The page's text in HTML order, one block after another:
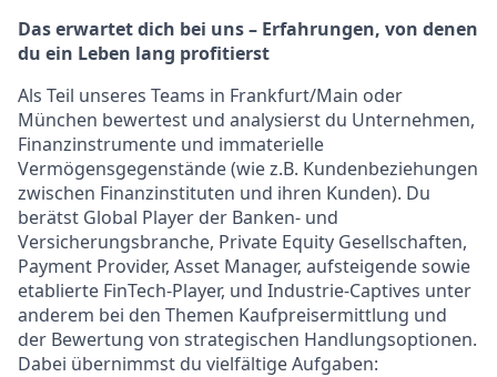
Das erwartet dich bei uns – Erfahrungen, von denen
du ein Leben lang profitierst
Als Teil unseres Teams in Frankfurt/Main oder
München bewertest und analysierst du Unternehmen,
Finanzinstrumente und immaterielle
Vermögensgegenstände (wie z.B. Kundenbeziehungen
zwischen Finanzinstituten und ihren Kunden). Du
berätst Global Player der Banken- und
Versicherungsbranche, Private Equity Gesellschaften,
Payment Provider, Asset Manager, aufsteigende sowie
etablierte FinTech-Player, und Industrie-Captives unter
anderem bei den Themen Kaufpreisermittlung und
der Bewertung von strategischen Handlungsoptionen.
Dabei übernimmst du vielfältige Aufgaben: